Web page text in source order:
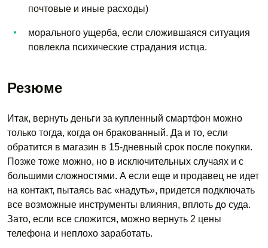
почтовые и иные расходы)
морального ущерба, если сложившаяся ситуация
повлекла психические страдания истца.
Резюме
Итак, вернуть деньги за купленный смартфон можно
только тогда, когда он бракованный. Да и то, если
обратится в магазин в 15-дневный срок после покупки.
Позже тоже можно, но в исключительных случаях и с
большими сложностями. А если еще и продавец не идет
на контакт, пытаясь вас «надуть», придется подключать
все возможные инструменты влияния, вплоть до суда.
Зато, если все сложится, можно вернуть 2 цены
телефона и неплохо заработать.